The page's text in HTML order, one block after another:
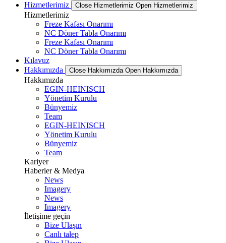
Hizmetlerimiz
Close Hizmetlerimiz Open Hizmetlerimiz
Hizmetlerimiz
Freze Kafası Onarımı
NC Döner Tabla Onarımı
Freze Kafası Onarımı
NC Döner Tabla Onarımı
Kılavuz
Hakkımızda
Close Hakkımızda Open Hakkımızda
Hakkımızda
EGIN-HEINISCH
Yönetim Kurulu
Bünyemiz
Team
EGIN-HEINISCH
Yönetim Kurulu
Bünyemiz
Team
Kariyer
Haberler & Medya
News
Imagery
News
Imagery
İletişime geçin
Bize Ulaşın
Canlı talep